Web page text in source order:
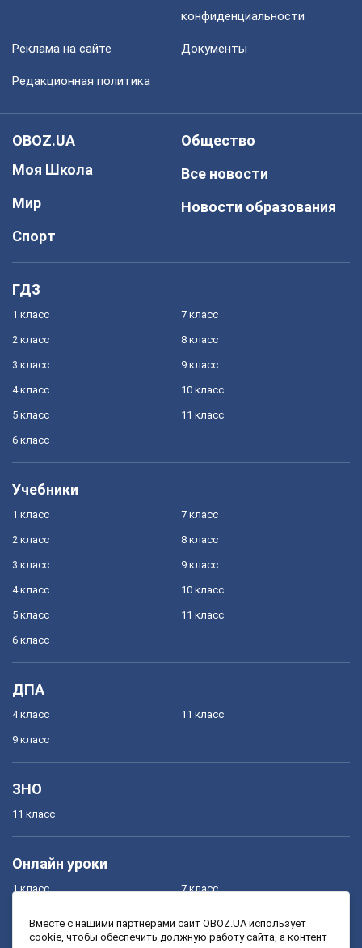
конфиденциальности
Реклама на сайте Документы
Редакционная политика
OBOZ.UA
Моя Школа
Мир
Спорт
Общество
Все новости
Новости образования
ГДЗ
1 класс
2 класс
3 класс
4 класс
5 класс
6 класс
7 класс
8 класс
9 класс
10 класс
11 класс
Учебники
1 класс
2 класс
3 класс
4 класс
5 класс
6 класс
7 класс
8 класс
9 класс
10 класс
11 класс
ДПА
4 класс
9 класс
11 класс
ЗНО
11 класс
Онлайн уроки
1 класс
3 класс
7 класс
9 класс
Вместе с нашими партнерами сайт OBOZ.UA использует
cookie, чтобы обеспечить должную работу сайта, а контент